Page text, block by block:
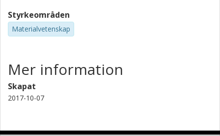
Styrkeområden
Materialvetenskap
Mer information
Skapat
2017-10-07